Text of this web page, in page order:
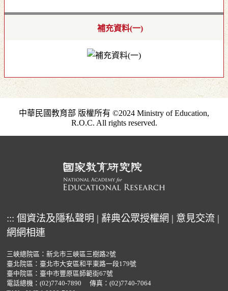
補充資料(一)
中華民國教育部 版權所有 ©2024 Ministry of Education,
R.O.C. All rights reserved.
::: 個資法及隱私聲明 | 辭典公眾授權網 | 意見交流 |
網網相連
三峽總院區：新北市三峽區三樹路2號
臺北院區：臺北市大安區和平東路一段179號
臺中院區：臺中市豐原區師範街67號
電話總機： (02)7740-7890
傳真：(02)7740-7064